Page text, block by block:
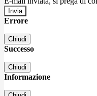
Errore
Chiudi
Successo
Chiudi
Informazione